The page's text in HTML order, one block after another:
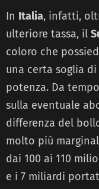
In Italia, infatti,
ulteriore tassa, il
coloro che
una certa soglia di
potenza. Da
sulla eventuale
differenza del
molto più
dai 100 ai 110
e i 7 miliardi